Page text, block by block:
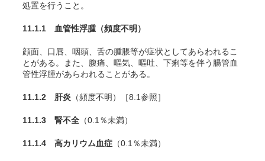
処置を行うこと。
11.1.1 血管性浮腫 （頻度不明）
顔面、口唇、咽頭、舌の腫脹等が症状としてあらわれるこ
とがある。
また、腹痛、嘔気、嘔吐、下痢等を伴う腸管血
管性浮腫があらわれることがある。
11.1.2 肝炎 （頻度不明）［8.1参照］
11.1.3 腎不全 （0.1％未満）
11.1.4 高カリウム血症 （0.1％未満）